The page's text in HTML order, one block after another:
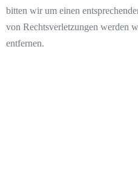
bitten wir um einen
von Rechtsverletzungen werden
entfernen.